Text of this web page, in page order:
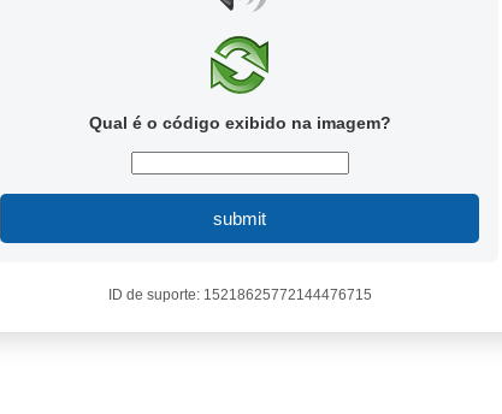
Qual é o código exibido na imagem?
submit
ID de suporte: 15218625772144476715